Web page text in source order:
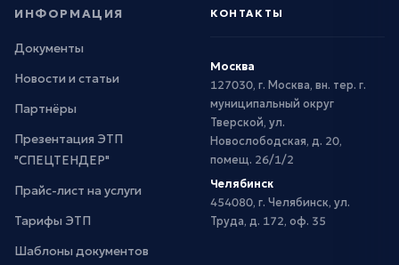
ИНФОРМАЦИЯ
Документы
Новости и статьи
Партнёры
Презентация ЭТП
"СПЕЦТЕНДЕР"
Прайс-лист на услуги
Тарифы ЭТП
Шаблоны документов
КОНТАКТЫ
Москва
127030, г. Москва, вн. тер. г.
муниципальный округ
Тверской, ул.
Новослободская, д. 20,
помещ. 26/1/2
Челябинск
454080, г. Челябинск, ул.
Труда, д. 172, оф. 35